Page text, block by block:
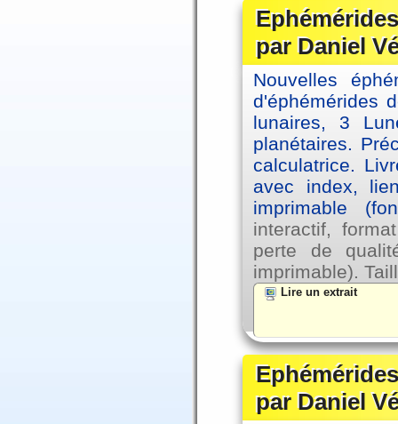
par Daniel
Nouvelles
d'éphémérides
lunaires, 3
planétaires.
calculatrice.
avec index,
imprimable
interactif,
perte de
imprimable).
Lire un extrait
par Daniel